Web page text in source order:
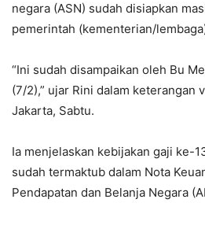
negara (ASN) sudah disiapkan
pemerintah (kementerian/
“Ini sudah disampaikan oleh Bu
(7/2),” ujar Rini dalam keterangan
Jakarta, Sabtu.
Ia menjelaskan kebijakan gaji ke-
sudah termaktub dalam Nota
Pendapatan dan Belanja Negara